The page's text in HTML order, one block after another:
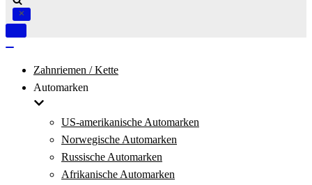
Navigation
Zahnriemen / Kette
Automarken
US-amerikanische Automarken
Norwegische Automarken
Russische Automarken
Afrikanische Automarken